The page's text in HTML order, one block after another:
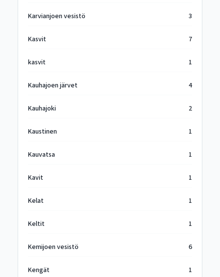
Karvianjoen vesistö 3
Kasvit 7
kasvit 1
Kauhajoen järvet 4
Kauhajoki 2
Kaustinen 1
Kauvatsa 1
Kavit 1
Kelat 1
Keltit 1
Kemijoen vesistö 6
Kengät 1